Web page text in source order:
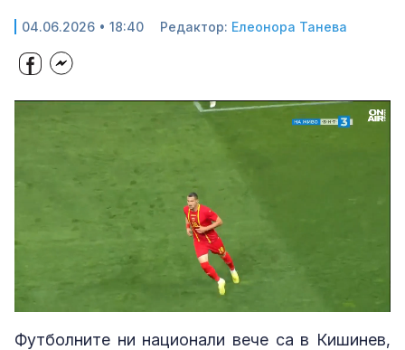
04.06.2026 • 18:40 Редактор: Елеонора Танева
:
Футболните ни национали вече са в Кишинев,